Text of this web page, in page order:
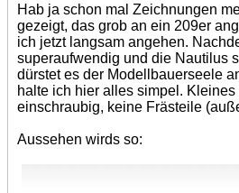
Hab ja schon mal Zeichnungen
gezeigt, das grob an ein 209er
ich jetzt langsam angehen.
superaufwendig und die Nautilus
dürstet es der Modellbauerseele
halte ich hier alles simpel. Kleines
einschraubig, keine Frästeile
Aussehen wirds so: